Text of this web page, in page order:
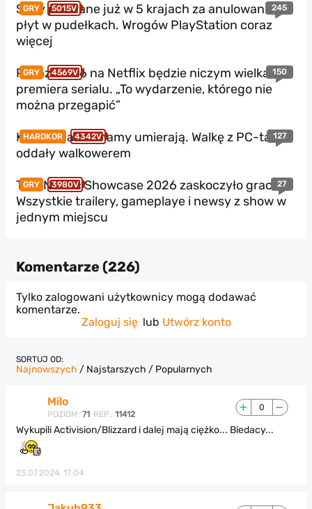
GRY 5015V 245
Sony pozwane już w 5 krajach za anulowanie
płyt w pudełkach. Wrogów PlayStation coraz
więcej
GRY 4569V 150
Pokaz GTA 6 na Netflix będzie niczym wielka
premiera serialu. „To wydarzenie, którego nie
można przegapić”
HARDKOR 4342V 127
Konsole jakie znamy umierają. Walkę z PC-tami
oddały walkowerem
GRY 3980V 27
THQ Nordic Showcase 2026 zaskoczyło graczy?
Wszystkie trailery, gameplaye i newsy z show w
jednym miejscu
Komentarze (226)
Tylko zalogowani użytkownicy mogą dodawać
komentarze.
Zaloguj się lub Utwórz konto
SORTUJ OD:
Najnowszych / Najstarszych / Popularnych
Milo
POZIOM: 71 REP.: 11412
0
Wykupili Activision/Blizzard i dalej mają ciężko... Biedacy...
23.07.2024, 17:04